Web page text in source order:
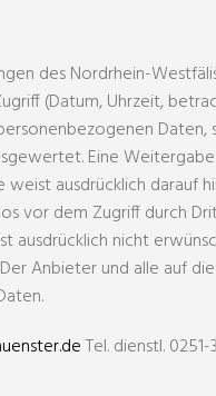
des Nordrhein-
(Datum, Uhrzeit,
Eine
ausdrücklich darauf
vor dem Zugriff durch
nicht
Anbieter und alle auf
Tel. dienstl.